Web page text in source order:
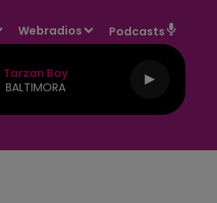
Webradios Podcasts
Tarzan Boy
BALTIMORA